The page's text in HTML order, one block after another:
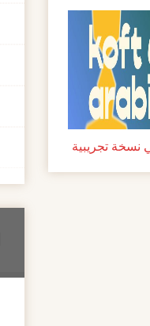
تجريبية